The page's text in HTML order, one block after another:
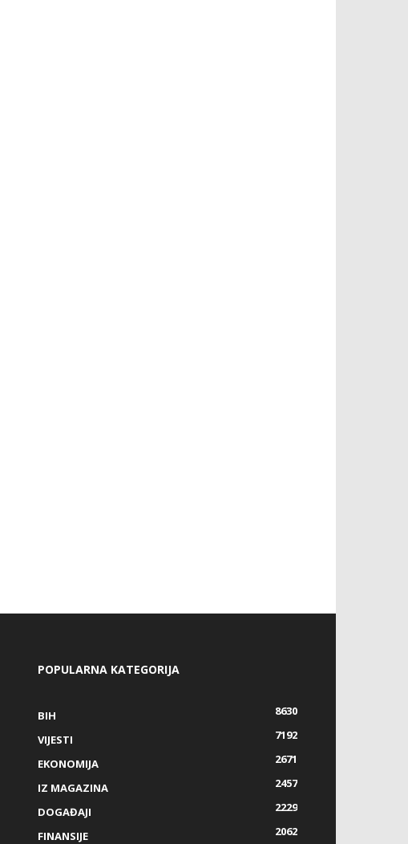
POPULARNA KATEGORIJA
BIH
8630
VIJESTI
7192
EKONOMIJA
2671
IZ MAGAZINA
2457
DOGAĐAJI
2229
FINANSIJE
2062